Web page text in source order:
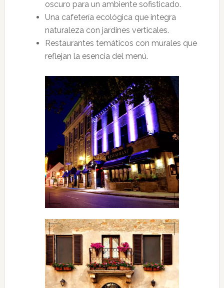
oscuro para un ambiente sofisticado.
Una cafetería ecológica que integra
naturaleza con jardines verticales.
Restaurantes temáticos con murales que
reflejan la esencia del menú.